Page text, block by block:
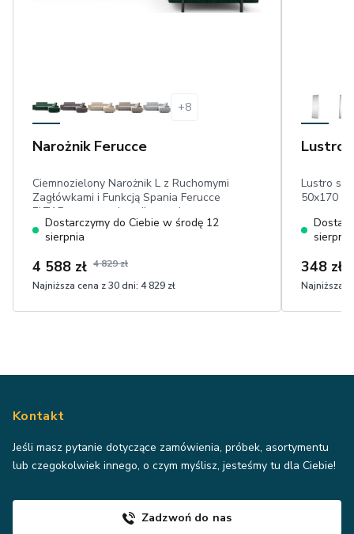
+8
Narożnik Ferucce
Ciemnozielony Narożnik L z Ruchomymi
Zagłówkami i Funkcją Spania Ferucce
ELTAP, prawy, pojemnik, wymiar
posłania: 123x193 cm, welur przyjemny
w dotyku
Dostarczymy do Ciebie w środę 12
sierpnia
4 588 zł 4 829 zł
Najniższa cena z 30 dni: 4 829 zł
Lustro
Lustro
50x170
sierpnia
348 zł
Najniższa
Kontakt
Jeśli masz pytanie dotyczące zamówienia, próbek, asortymentu
lub czegokolwiek innego, o czym myślisz, jesteśmy tu dla Ciebie!
Zadzwoń do nas